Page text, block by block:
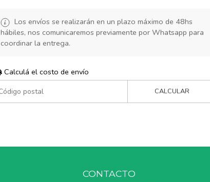
Los envíos se realizarán en un plazo máximo de 48hs
hábiles, nos comunicaremos previamente por Whatsapp para
coordinar la entrega.
Calculá el costo de envío
CALCULAR
CONTACTO